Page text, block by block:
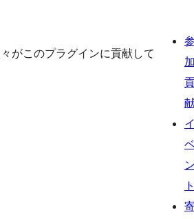
がこのプラグインに貢献して
参
イ
ン
ト